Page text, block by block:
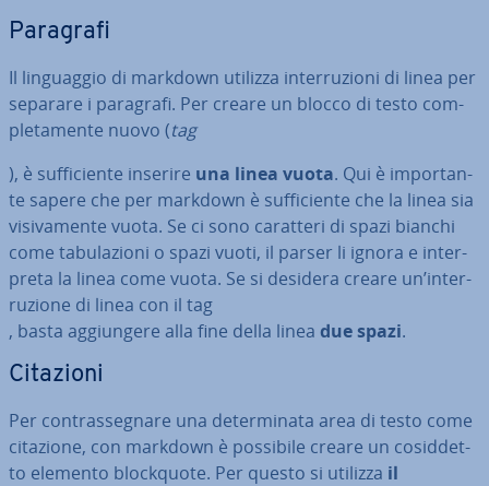
Paragrafi
Il lin­guag­gio di markdown utilizza in­ter­ru­zio­ni di linea per
separare i paragrafi. Per creare un blocco di testo com­
ple­ta­men­te nuovo (tag
), è suf­fi­cien­te inserire una linea vuota. Qui è im­por­tan­
te sapere che per markdown è suf­fi­cien­te che la linea sia
vi­si­va­men­te vuota. Se ci sono caratteri di spazi bianchi
come ta­bu­la­zio­ni o spazi vuoti, il parser li ignora e in­ter­
pre­ta la linea come vuota. Se si desidera creare un’in­ter­
ru­zio­ne di linea con il tag
, basta ag­giun­ge­re alla fine della linea due spazi.
Citazioni
Per con­tras­se­gna­re una de­ter­mi­na­ta area di testo come
citazione, con markdown è possibile creare un co­sid­det­
to elemento bloc­k­quo­te. Per questo si utilizza il